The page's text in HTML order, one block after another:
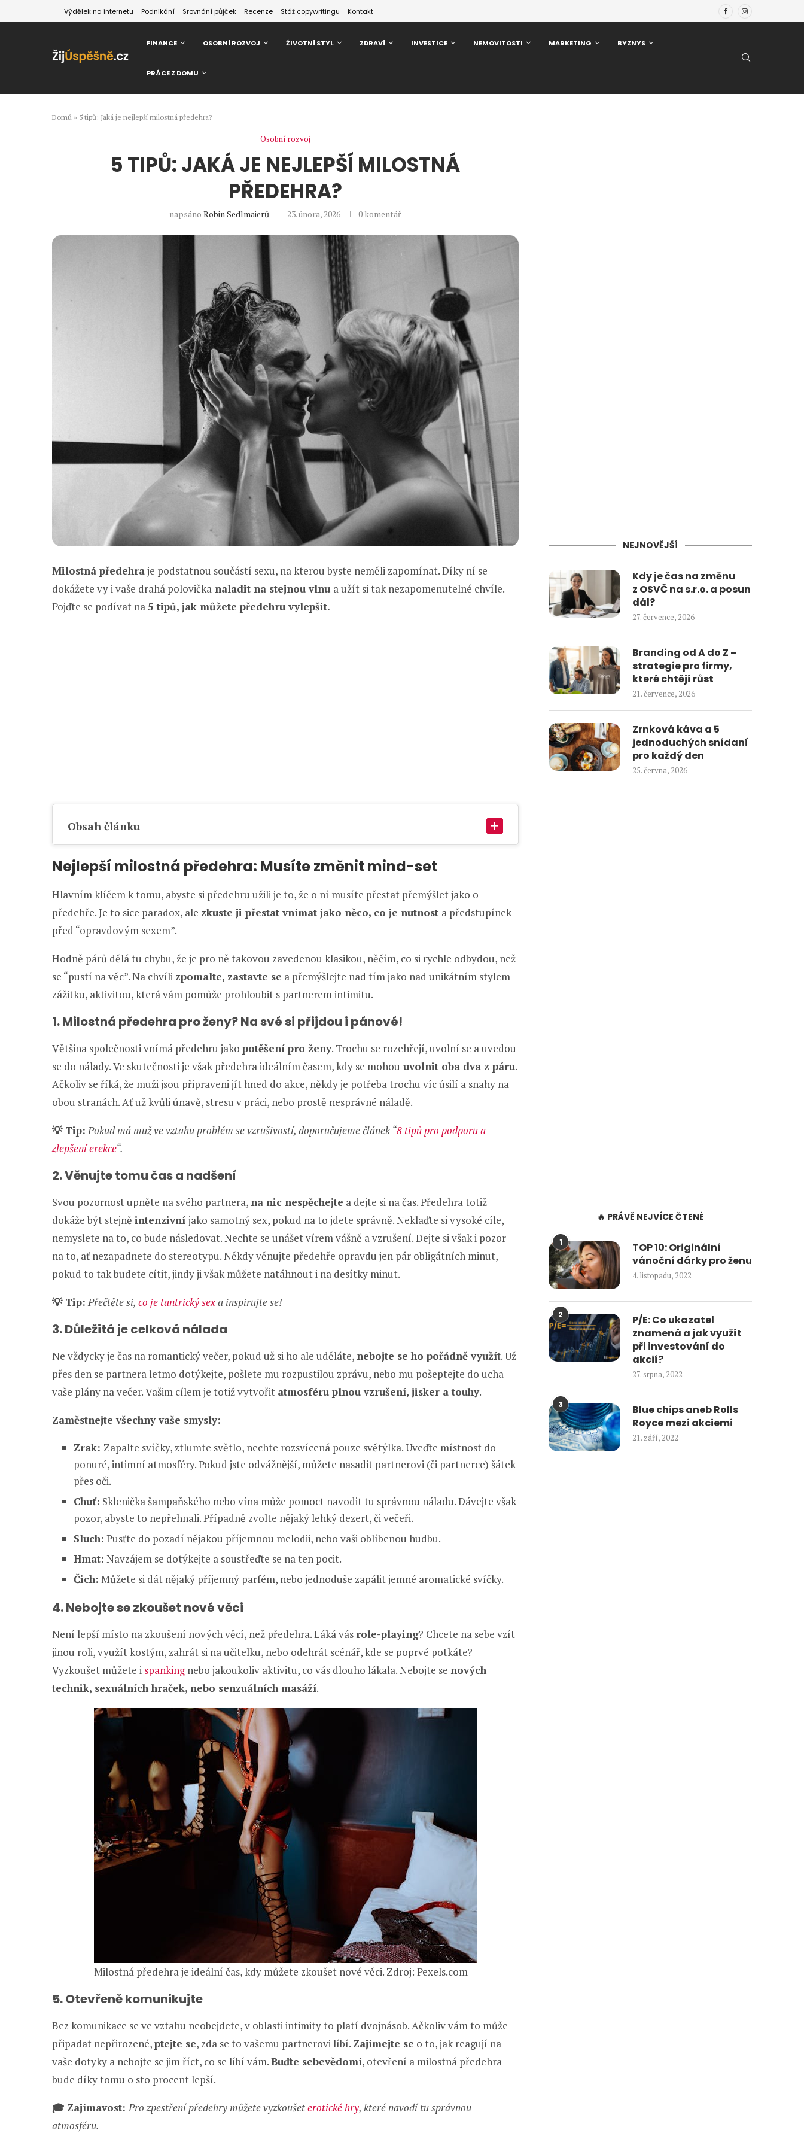
Výdělek na internetu Podnikání Srovnání půjček Recenze Stáž copywritingu Kontakt
FINANCE OSOBNÍ ROZVOJ ŽIVOTNÍ STYL ZDRAVÍ INVESTICE NEMOVITOSTI MARKETING BYZNYS
PRÁCE Z DOMU
Domů » 5 tipů: Jaká je nejlepší milostná předehra?
Osobní rozvoj
5 TIPŮ: JAKÁ JE NEJLEPŠÍ MILOSTNÁ
PŘEDEHRA?
napsánoRobin Sedlmaierů 23. února, 2026 0 komentář
Milostná předehraje podstatnou součástí sexu, na kterou byste neměli zapomínat. Díky ní se
dokážete vy i vaše drahá polovička naladit na stejnou vlnu a užít si tak nezapomenutelné chvíle.
Pojďte se podívat na5 tipů, jak můžete předehru vylepšit.
Obsah článku
Nejlepší milostná předehra: Musíte změnit mind-set
Hlavním klíčem k tomu, abyste si předehru užili je to, že o ní musíte přestat přemýšlet jako o
předehře. Je to sice paradox, ale zkuste ji přestat vnímat jako něco, co je nutnost a předstupínek
před “opravdovým sexem”.
Hodně párů dělá tu chybu, že je pro ně takovou zavedenou klasikou, něčím, co si rychle odbydou, než
se “pustí na věc”. Na chvíli zpomalte, zastavte se a přemýšlejte nad tím jako nad unikátním stylem
zážitku, aktivitou, která vám pomůže prohloubit s partnerem intimitu.
1. Milostná předehra pro ženy? Na své si přijdou i pánové!
Většina společnosti vnímá předehru jako potěšení pro ženy. Trochu se rozehřejí, uvolní se a uvedou
se do nálady. Ve skutečnosti je však předehra ideálním časem, kdy se mohou uvolnit oba dva z páru.
Ačkoliv se říká, že muži jsou připraveni jít hned do akce, někdy je potřeba trochu víc úsilí a snahy na
obou stranách. Ať už kvůli únavě, stresu v práci, nebo prostě nesprávné náladě.
💡 Tip: Pokud má muž ve vztahu problém se vzrušivostí, doporučujeme článek “8 tipů pro podporu a
zlepšení erekce“.
2. Věnujte tomu čas a nadšení
Svou pozornost upněte na svého partnera, na nic nespěchejte a dejte si na čas. Předehra totiž
dokáže být stejně intenzivní jako samotný sex, pokud na to jdete správně. Neklaďte si vysoké cíle,
nemyslete na to, co bude následovat. Nechte se unášet vírem vášně a vzrušení. Dejte si však i pozor
na to, ať nezapadnete do stereotypu. Někdy věnujte předehře opravdu jen pár obligátních minut,
pokud to tak budete cítit, jindy ji však můžete natáhnout i na desítky minut.
💡 Tip: Přečtěte si, co je tantrický sexa inspirujte se!
3. Důležitá je celková nálada
Ne vždycky je čas na romantický večer, pokud už si ho ale uděláte, nebojte se ho pořádně využít. Už
přes den se partnera letmo dotýkejte, pošlete mu rozpustilou zprávu, nebo mu pošeptejte do ucha
vaše plány na večer. Vašim cílem je totiž vytvořit atmosféru plnou vzrušení, jisker a touhy.
Zaměstnejte všechny vaše smysly:
Zrak: Zapalte svíčky, ztlumte světlo, nechte rozsvícená pouze světýlka. Uveďte místnost do
ponuré, intimní atmosféry. Pokud jste odvážnější, můžete nasadit partnerovi (či partnerce) šátek
přes oči.
Chuť: Sklenička šampaňského nebo vína může pomoct navodit tu správnou náladu. Dávejte však
pozor, abyste to nepřehnali. Případně zvolte nějaký lehký dezert, či večeři.
Sluch: Pusťte do pozadí nějakou příjemnou melodii, nebo vaši oblíbenou hudbu.
Hmat: Navzájem se dotýkejte a soustřeďte se na ten pocit.
Čich: Můžete si dát nějaký příjemný parfém, nebo jednoduše zapálit jemné aromatické svíčky.
4. Nebojte se zkoušet nové věci
Není lepší místo na zkoušení nových věcí, než předehra. Láká vás role-playing? Chcete na sebe vzít
jinou roli, využít kostým, zahrát si na učitelku, nebo odehrát scénář, kde se poprvé potkáte?
Vyzkoušet můžete i spankingnebo jakoukoliv aktivitu, co vás dlouho lákala. Nebojte se nových
technik, sexuálních hraček, nebo senzuálních masáží.
Milostná předehra je ideální čas, kdy můžete zkoušet nové věci. Zdroj: Pexels.com
5. Otevřeně komunikujte
Bez komunikace se ve vztahu neobejdete, v oblasti intimity to platí dvojnásob. Ačkoliv vám to může
připadat nepřirozené,ptejte se, zda se to vašemu partnerovi líbí. Zajímejte se o to, jak reagují na
vaše dotyky a nebojte se jim říct, co se líbí vám.Buďte sebevědomí, otevření a milostná předehra
bude díky tomu o sto procent lepší.
🎓 Zajímavost:Pro zpestření předehry můžete vyzkoušeterotické hry, které navodí tu správnou
atmosféru.
NEJNOVĚJŠÍ
Kdy je čas na změnu
z OSVČ na s.r.o. a posun
dál?
27. července, 2026
Branding od A do Z –
strategie pro firmy,
které chtějí růst
21. července, 2026
Zrnková káva a 5
jednoduchých snídaní
pro každý den
25. června, 2026
🔥 PRÁVĚ NEJVÍCE ČTENÉ
1
TOP 10: Originální
vánoční dárky pro ženu
4. listopadu, 2022
2
P/E: Co ukazatel
znamená a jak využít
při investování do
akcií?
27. srpna, 2022
3
Blue chips aneb Rolls
Royce mezi akciemi
21. září, 2022